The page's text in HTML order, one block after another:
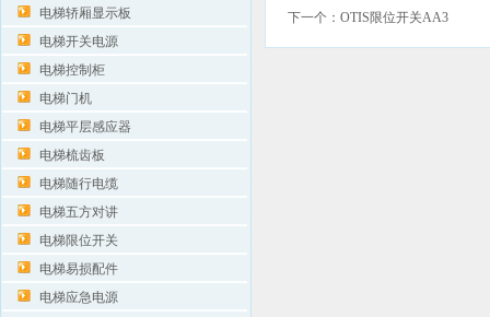
电梯轿厢显示板
电梯开关电源
电梯控制柜
电梯门机
电梯平层感应器
电梯梳齿板
电梯随行电缆
电梯五方对讲
电梯限位开关
电梯易损配件
电梯应急电源
下一个： OTIS限位开关AA3